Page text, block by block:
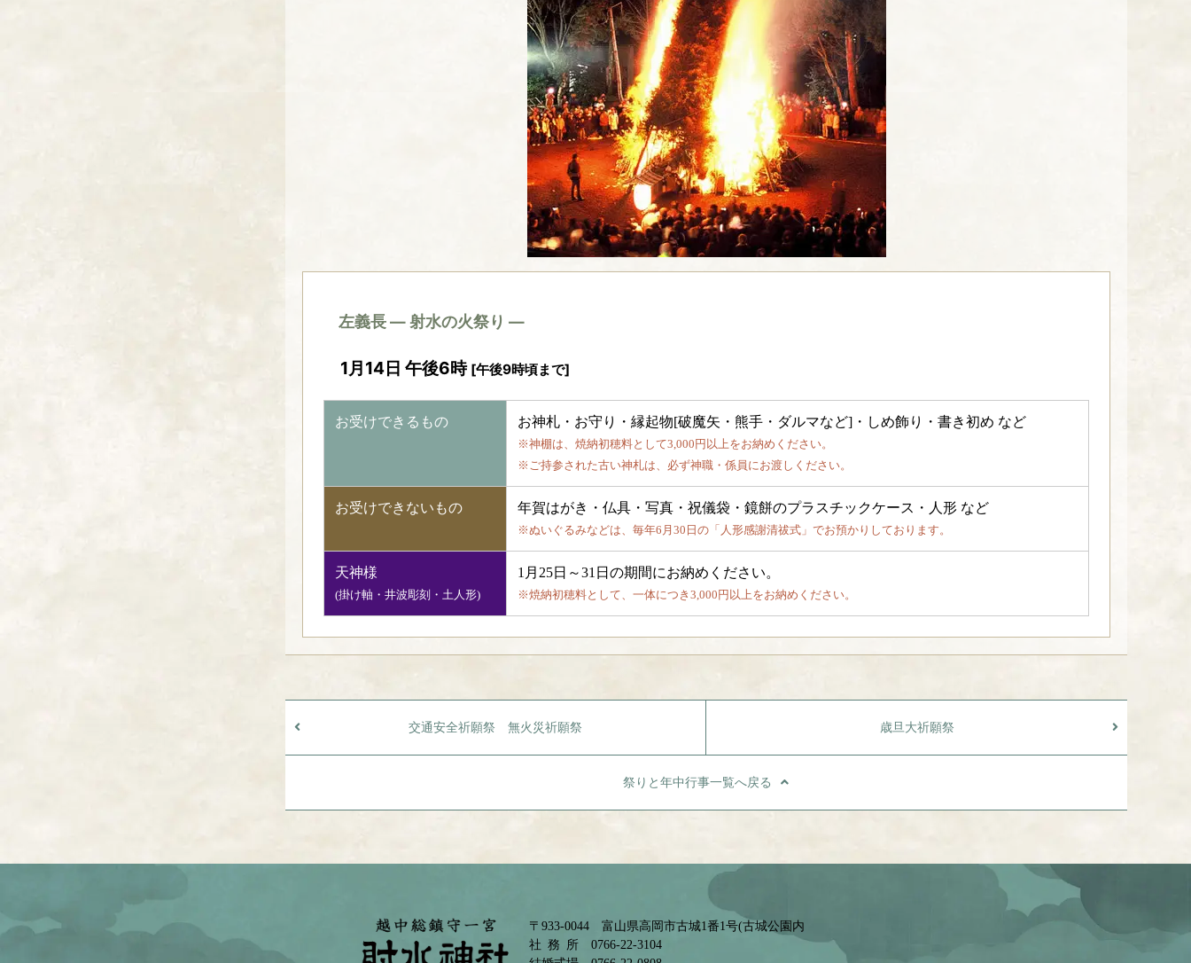
左義長 ― 射水の火祭り ―
1月14日 午後6時 [午後9時頃まで]
お受けできるもの お神札・お守り・縁起物[破魔矢・熊手・ダルマなど]・しめ飾り・書き初め など
※神棚は、焼納初穂料として3,000円以上をお納めください。
※ご持参された古い神札は、必ず神職・係員にお渡しください。
お受けできないもの 年賀はがき・仏具・写真・祝儀袋・鏡餅のプラスチックケース・人形 など
※ぬいぐるみなどは、毎年6月30日の「人形感謝清祓式」でお預かりしております。
天神様
(掛け軸・井波彫刻・土人形)
1月25日～31日の期間にお納めください。
※焼納初穂料として、一体につき3,000円以上をお納めください。
交通安全祈願祭 無火災祈願祭 歳旦大祈願祭
祭りと年中行事一覧へ戻る
〒933-0044 富山県高岡市古城1番1号(古城公園内
社務所
0766-22-3104